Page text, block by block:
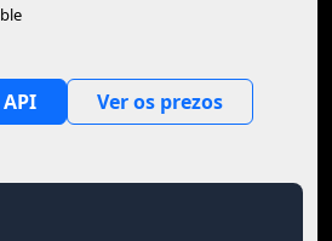
Ver os prezos